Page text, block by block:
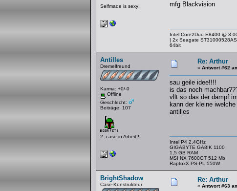
Selfmade is sexy! mfg Blackvision
Intel Core2Duo E8400 @
| 2x Seagate
64bit
Antilles
Dremelfreund
Karma: +0/-0
Offline
Geschlecht:
Beiträge: 107
2. case in Arbeit!!!
Re: Arthur
« Antwort #62
sau geile idee!!!!
is das noch
vllt so das der dampf
kann der kleine
antilles
Intel P4 2,4GHz
GIGABYTE GA8IK 1100
1,5 GB RAM
MSI NX 7600GT 512 Mb
RaptoxX PS-PL 550W
BrightShadow
Case-Konstrukteur
Re: Arthur
« Antwort #63